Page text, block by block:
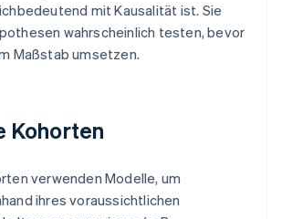
mit Kausalität ist. Sie
wahrscheinlich testen, bevor
Maßstab umsetzen.
Kohorten
verwenden Modelle, um
ihres voraussichtlichen